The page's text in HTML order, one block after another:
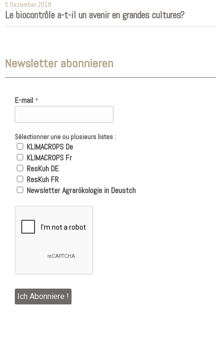
5 Dezember 2018
Le biocontrôle a-t-il un avenir en grandes cultures?
Newsletter abonnieren
E-mail *
Sélectionner une ou plusieurs listes :
KLIMACROPS De
KLIMACROPS Fr
ResKuh DE
ResKuh FR
Newsletter Agrarökologie in Deustch